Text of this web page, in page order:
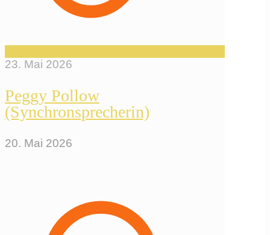
23. Mai 2026
Peggy Pollow
(Synchronsprecherin)
20. Mai 2026